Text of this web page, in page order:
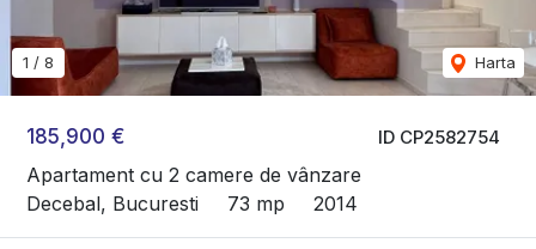
ID CP2582754
185,900 €
Apartament cu 2 camere de vânzare
Decebal, Bucuresti
73 mp 2014
1 / 8 Harta